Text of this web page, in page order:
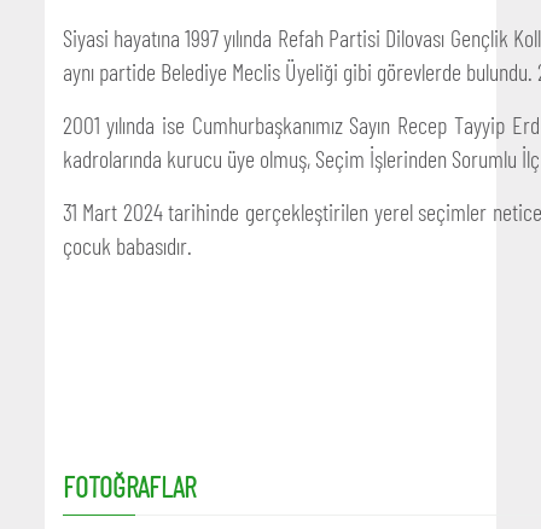
Siyasi hayatına 1997 yılında Refah Partisi Dilovası Gençlik
aynı partide Belediye Meclis Üyeliği gibi görevlerde bulundu.
2001 yılında ise Cumhurbaşkanımız Sayın Recep Tayyip
kadrolarında kurucu üye olmuş, Seçim İşlerinden Sorumlu
31 Mart 2024 tarihinde gerçekleştirilen yerel seçimler
çocuk babasıdır.
FOTOĞRAFLAR